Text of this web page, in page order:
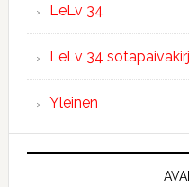
LeLv 34
LeLv 34
Yleinen